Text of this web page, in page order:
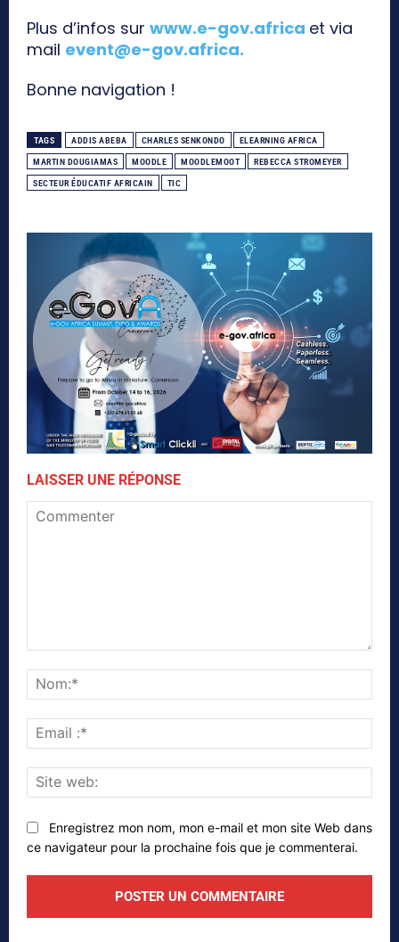
Plus d’infos sur www.e-gov.africa et via
mail event@e-gov.africa.
Bonne navigation !
TAGS ADDIS ABEBA CHARLES SENKONDO ELEARNING AFRICA
MARTIN DOUGIAMAS MOODLE MOODLEMOOT REBECCA STROMEYER
SECTEUR ÉDUCATIF AFRICAIN TIC
LAISSER UNE RÉPONSE
:*
web:
Enregistrez mon nom, mon e-mail et mon site Web dans
ce navigateur pour la prochaine fois que je commenterai.